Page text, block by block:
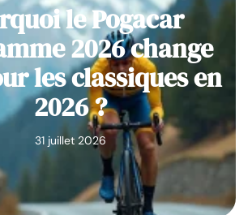
le Pogacar
2026 change
les classiques en
2026 ?
31 juillet 2026